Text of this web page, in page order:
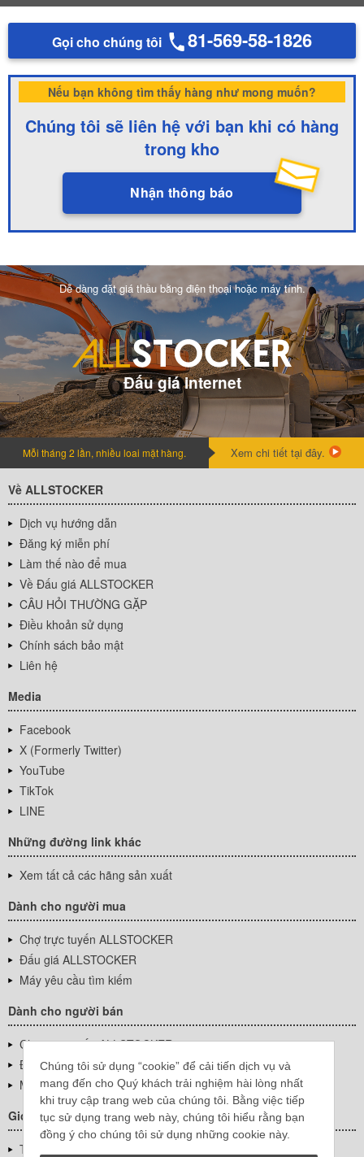
Chúng tôi sử dụng “cookie” để cải tiến dịch vụ và
mang đến cho Quý khách trải nghiệm hài lòng nhất
khi truy cập trang web của chúng tôi. Bằng việc tiếp
tục sử dụng trang web này, chúng tôi hiểu rằng bạn
đồng ý cho chúng tôi sử dụng những cookie này.
Gọi cho chúng tôi 81-569-58-1826
Nếu bạn không tìm thấy hàng như mong muốn?
Chúng tôi sẽ liên hệ với bạn khi có hàng
trong kho
Nhận thông báo
Dễ dàng đặt giá thầu bằng điện thoại hoặc máy tính.
Đấu giá internet
Mỗi tháng 2 lần, nhiều loai mặt hàng. Xem chi tiết tại đây.
Về ALLSTOCKER
Dịch vụ hướng dẫn
Đăng ký miễn phí
Làm thế nào để mua
Về Đấu giá ALLSTOCKER
CÂU HỎI THƯỜNG GẶP
Điều khoản sử dụng
Chính sách bảo mật
Liên hệ
Media
Facebook
X (Formerly Twitter)
YouTube
TikTok
LINE
Những đường link khác
Xem tất cả các hãng sản xuất
Dành cho người mua
Chợ trực tuyến ALLSTOCKER
Đấu giá ALLSTOCKER
Máy yêu cầu tìm kiếm
Dành cho người bán
Chợ trực tuyến ALLSTOCKER
Đấu giá ALLSTOCKER
Máy yêu cầu tìm kiếm
Giới thiệu công ty
Thông tin về doanh nghiệp